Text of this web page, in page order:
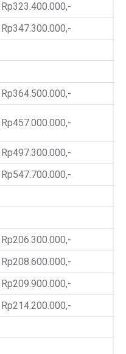
Rp323.400.000,-
Rp347.300.000,-
Rp364.500.000,-
Rp457.000.000,-
Rp497.300.000,-
Rp547.700.000,-
Rp206.300.000,-
Rp208.600.000,-
Rp209.900.000,-
Rp214.200.000,-